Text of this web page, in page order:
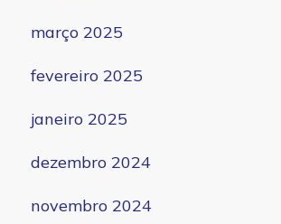
março 2025
fevereiro 2025
janeiro 2025
dezembro 2024
novembro 2024